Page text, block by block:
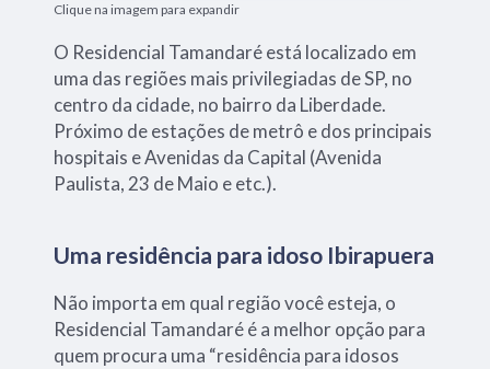
Clique na imagem para expandir
O Residencial Tamandaré está localizado em
uma das regiões mais privilegiadas de SP, no
centro da cidade, no bairro da Liberdade.
Próximo de estações de metrô e dos principais
hospitais e Avenidas da Capital (Avenida
Paulista, 23 de Maio e etc.).
Uma residência para idoso Ibirapuera
Não importa em qual região você esteja, o
Residencial Tamandaré é a melhor opção para
quem procura uma “residência para idosos